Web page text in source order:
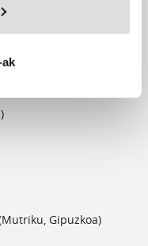
eta ahotsa
Gipuzkoa)